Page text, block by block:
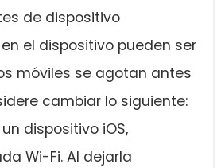
de dispositivo
el dispositivo pueden ser
móviles se agotan antes
cambiar lo siguiente:
dispositivo iOS,
Wi-Fi. Al dejarla